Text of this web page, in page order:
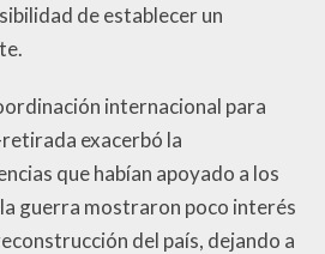
de establecer un
internacional para
exacerbó la
que habían apoyado a los
guerra mostraron poco interés
del país, dejando a